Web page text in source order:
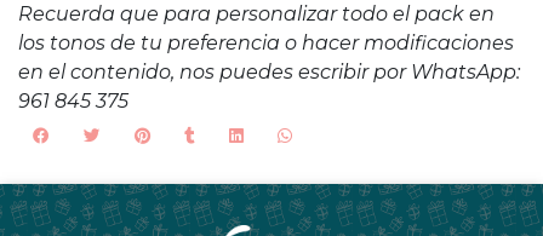
Recuerda que para personalizar todo el pack en
los tonos de tu preferencia o hacer modificaciones
en el contenido, nos puedes escribir por WhatsApp:
961 845 375